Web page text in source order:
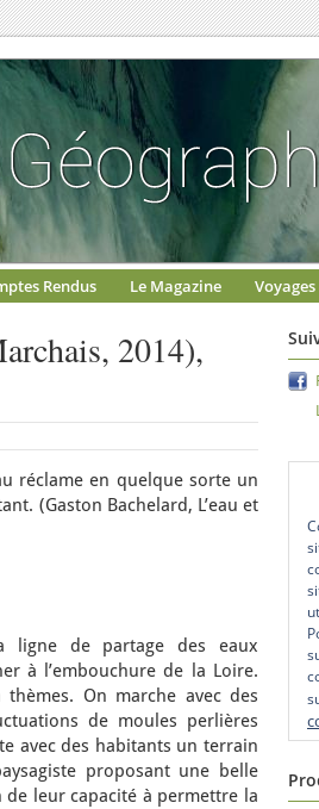
Rendus Le Magazine
2014),
réclame en quelque sorte un
(Gaston Bachelard, L’eau et
ligne de partage des eaux
à l’embouchure de la Loire.
On marche avec des
de moules perlières
avec des habitants un terrain
proposant une belle
leur capacité à permettre la